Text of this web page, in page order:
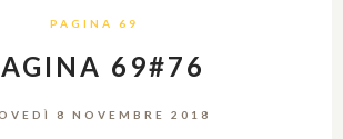
PAGINA 69
69#76
8 NOVEMBRE 2018